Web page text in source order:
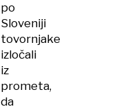
po
Sloveniji
tovornjake
izločali
iz
prometa,
da